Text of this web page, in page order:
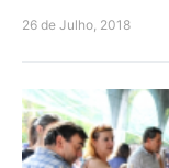
26 de Julho, 2018